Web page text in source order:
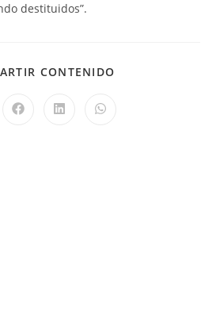
destituidos”.
CONTENIDO